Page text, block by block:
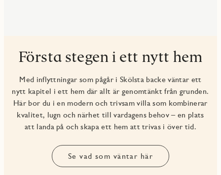
Första stegen i ett nytt hem
Med inflyttningar som pågår i Skölsta backe väntar ett
nytt kapitel i ett hem där allt är genomtänkt från grunden.
Här bor du i en modern och trivsam villa som kombinerar
kvalitet, lugn och närhet till vardagens behov – en plats
att landa på och skapa ett hem att trivas i över tid.
Se vad som väntar här